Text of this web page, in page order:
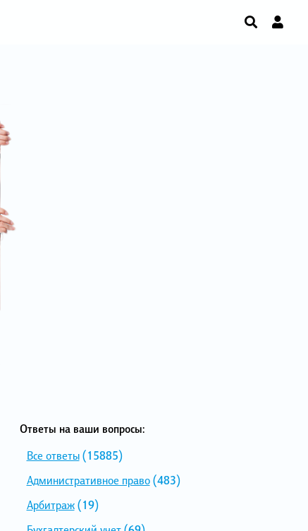
Ответы на ваши вопросы:
Все ответы(15885)
Административное право(483)
Арбитраж(19)